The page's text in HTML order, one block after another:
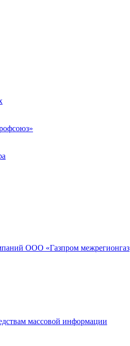
ООО «Газпром межрегионгаз
массовой информации